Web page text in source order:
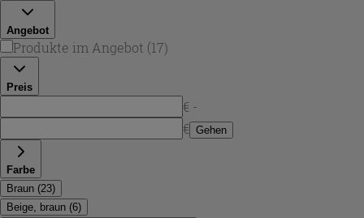
Angebot
Produkte im Angebot (17)
Preis
€ -
€ Gehen
Farbe
Braun (23)
Beige, braun (6)